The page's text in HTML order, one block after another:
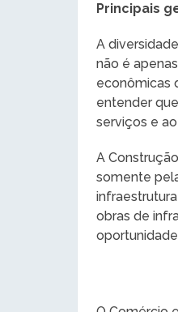
Principais
A
não é
econômicas
entender
serviços e
A
somente
obras de